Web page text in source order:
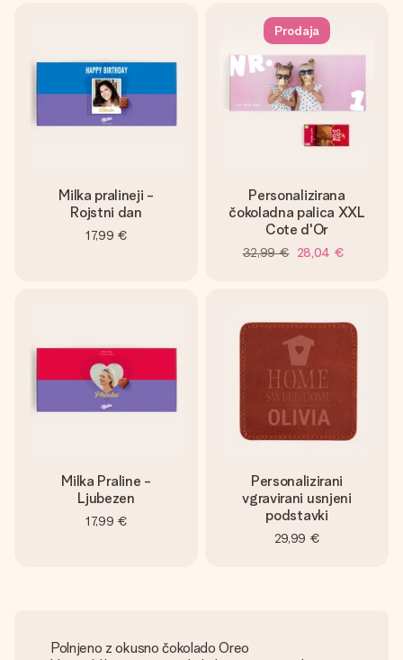
Milka pralineji -
Rojstni dan
17,99 €
Prodaja
Personalizirana
čokoladna palica XXL
Cote d'Or
32,99 € 28,04 €
Milka Praline -
Ljubezen
17,99 €
Personalizirani
vgravirani usnjeni
podstavki
29,99 €
Polnjeno z okusno čokolado Oreo